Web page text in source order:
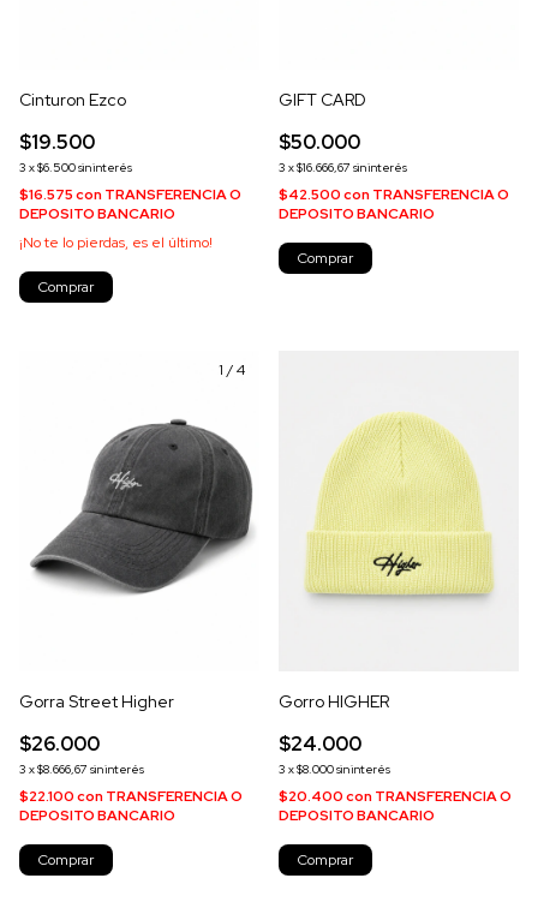
Cinturon Ezco
$19.500
3 x$6.500sin interés
$16.575conTRANSFERENCIA O
DEPOSITO BANCARIO
¡No te lo pierdas, es el último!
Comprar
GIFT CARD
$50.000
3 x$16.666,67 sin interés
$42.500conTRANSFERENCIA O
DEPOSITO BANCARIO
Comprar
1 /4
Gorra Street Higher
$26.000
3 x$8.666,67 sin interés
$22.100conTRANSFERENCIA O
DEPOSITO BANCARIO
Comprar
Gorro HIGHER
$24.000
3 x$8.000sin interés
$20.400conTRANSFERENCIA O
DEPOSITO BANCARIO
Comprar